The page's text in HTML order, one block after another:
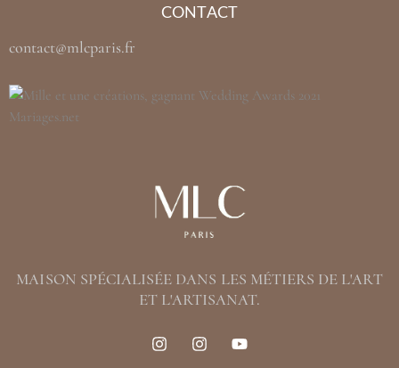
CONTACT
contact@mlcparis.fr
MAISON SPÉCIALISÉE DANS LES MÉTIERS DE L'ART
ET L'ARTISANAT.